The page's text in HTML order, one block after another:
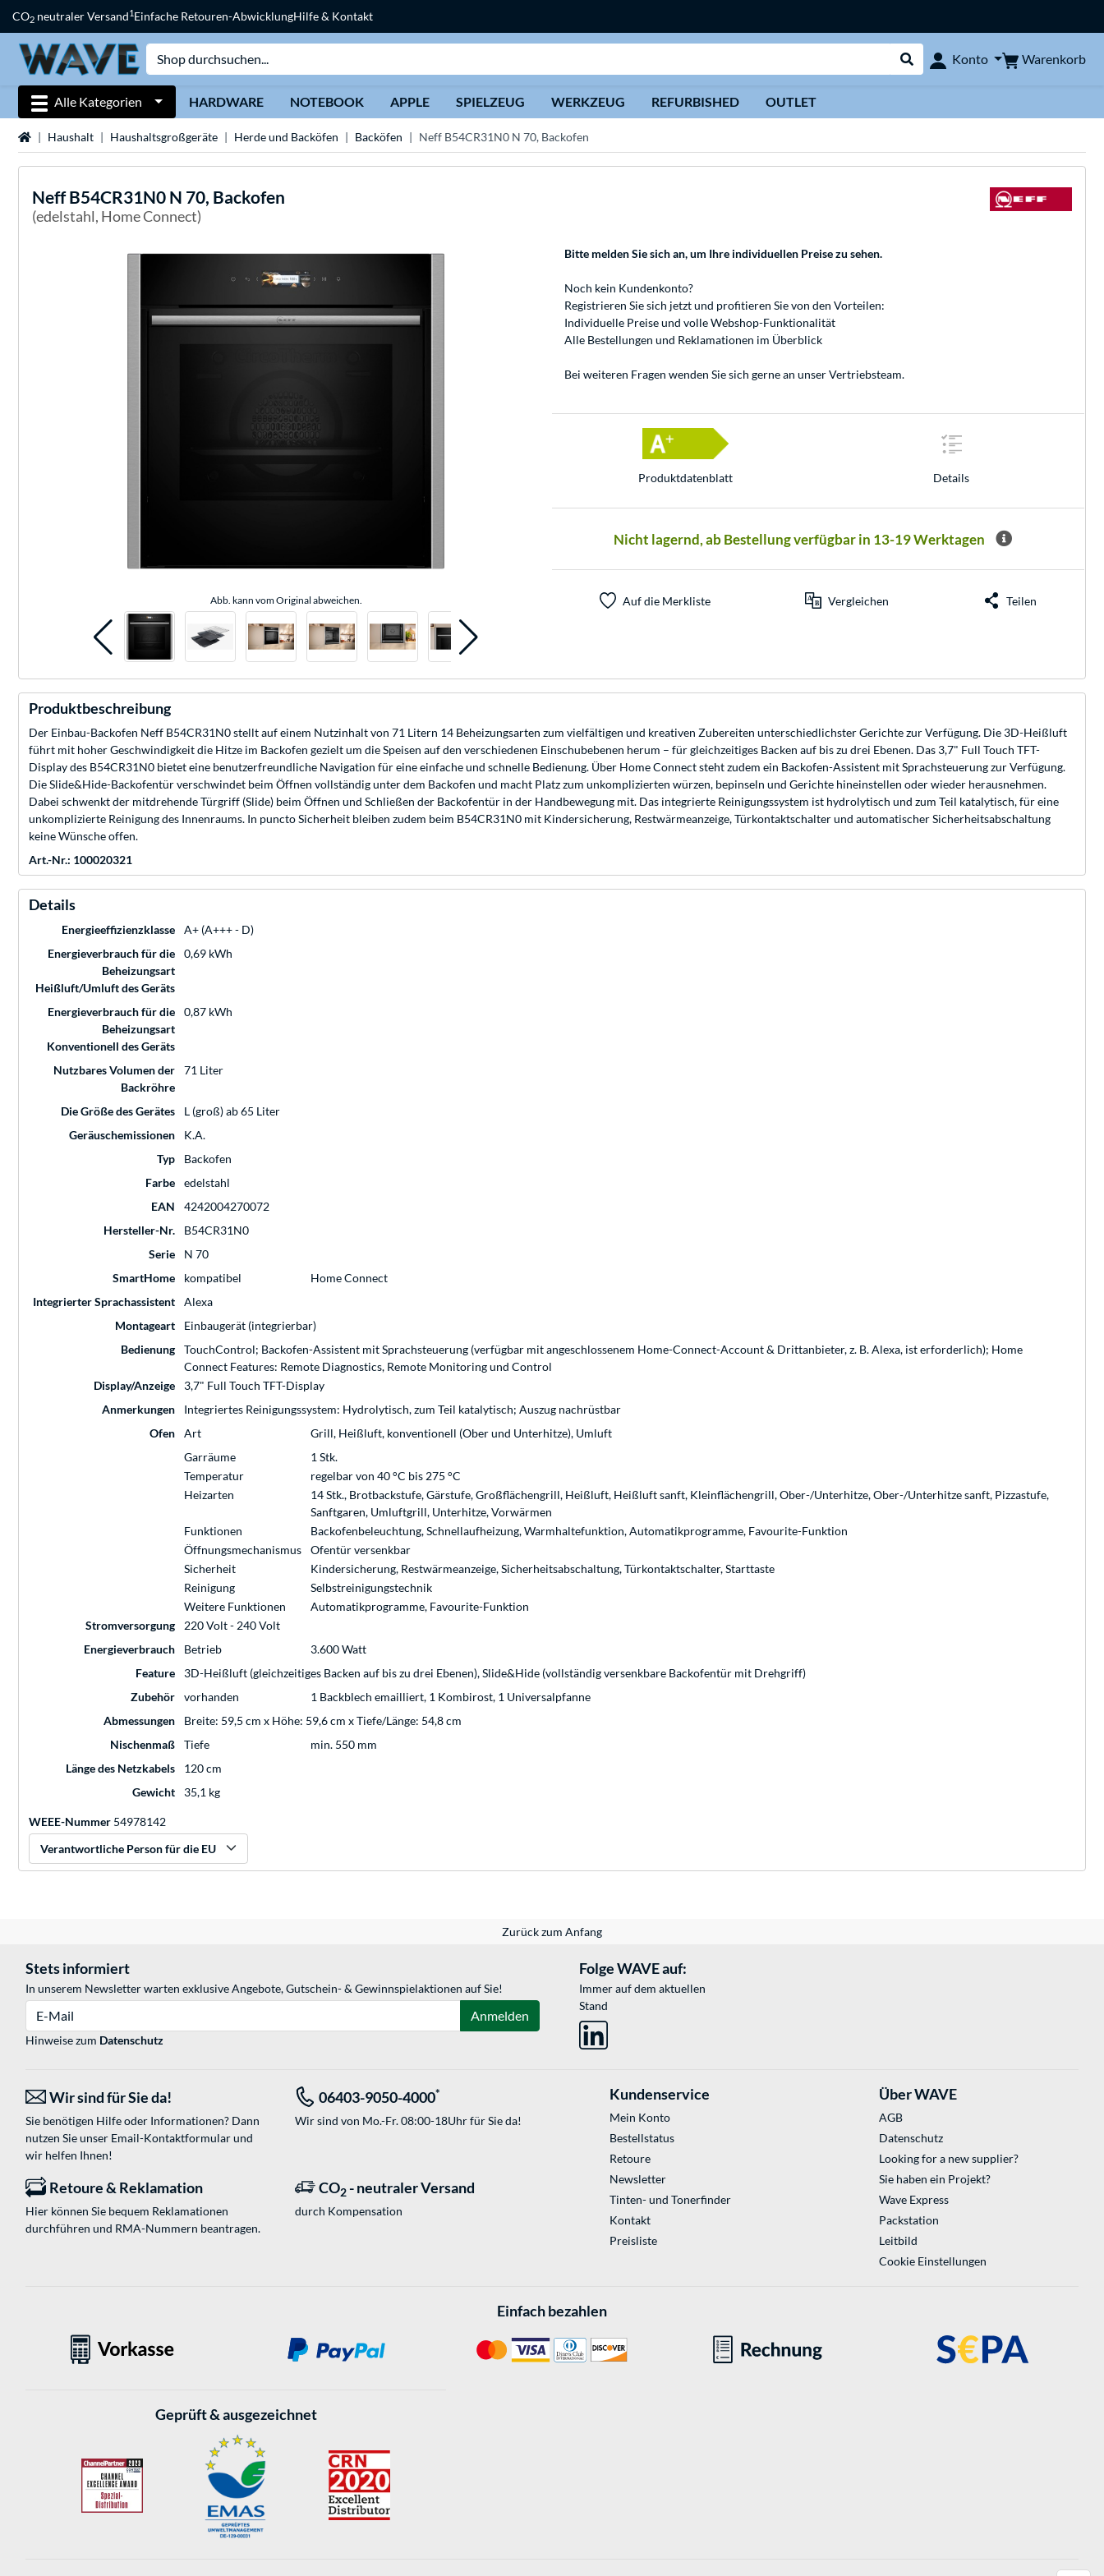
CO2 neutraler Versand1Einfache Retouren-AbwicklungHilfe & Kontakt
Suche durchführen
Konto Warenkorb
Alle Kategorien HARDWARE NOTEBOOK APPLE SPIELZEUG WERKZEUG REFURBISHED OUTLET
StartseiteHaushalt Haushaltsgroßgeräte Herde und Backöfen Backöfen Neff B54CR31N0 N 70, Backofen
Neff B54CR31N0 N 70, Backofen
(edelstahl, Home Connect)
Abb. kann vom Original abweichen.
Bitte melden Sie sich an, um Ihre individuellen Preise zu sehen.
Noch kein Kundenkonto?
Registrieren Sie sich jetzt und profitieren Sie von den Vorteilen:
Individuelle Preise und volle Webshop-Funktionalität
Alle Bestellungen und Reklamationen im Überblick
Bei weiteren Fragen wenden Sie sich gerne an unserVertriebsteam.
Produkt­datenblatt Details
Nicht lagernd, ab Bestellung verfügbar in 13-19 Werktagen
Auf die Merkliste Vergleichen Teilen
Produktbeschreibung
Der Einbau-Backofen Neff B54CR31N0 stellt auf einem Nutzinhalt von 71 Litern 14 Beheizungsarten zum vielfältigen und kreativen Zubereiten unterschiedlichster Gerichte zur Verfügung. Die 3D-Heißluft
führt mit hoher Geschwindigkeit die Hitze im Backofen gezielt um die Speisen auf den verschiedenen Einschubebenen herum – für gleichzeitiges Backen auf bis zu drei Ebenen. Das 3,7" Full Touch TFT-
Display des B54CR31N0 bietet eine benutzerfreundliche Navigation für eine einfache und schnelle Bedienung. Über Home Connect steht zudem ein Backofen-Assistent mit Sprachsteuerung zur Verfügung.
Die Slide&Hide-Backofentür verschwindet beim Öffnen vollständig unter dem Backofen und macht Platz zum unkomplizierten würzen, bepinseln und Gerichte hineinstellen oder wieder herausnehmen.
Dabei schwenkt der mitdrehende Türgriff (Slide) beim Öffnen und Schließen der Backofentür in der Handbewegung mit. Das integrierte Reinigungssystem ist hydrolytisch und zum Teil katalytisch, für eine
unkomplizierte Reinigung des Innenraums. In puncto Sicherheit bleiben zudem beim B54CR31N0 mit Kindersicherung, Restwärmeanzeige, Türkontaktschalter und automatischer Sicherheitsabschaltung
keine Wünsche offen.
Art.-Nr.: 100020321
Details
Energieeffizienzklasse
A+ (A+++ - D)
Energieverbrauch für die
Beheizungsart
Heißluft/Umluft des Geräts
0,69 kWh
Energieverbrauch für die
Beheizungsart
Konventionell des Geräts
0,87 kWh
Nutzbares Volumen der
Backröhre
71 Liter
Die Größe des Gerätes
L (groß) ab 65 Liter
Geräuschemissionen
K.A.
Typ
Backofen
Farbe
edelstahl
EAN
4242004270072
Hersteller-Nr.
B54CR31N0
Serie
N 70
SmartHome
kompatibel
Home Connect
Integrierter Sprachassistent
Alexa
Montageart
Einbaugerät (integrierbar)
Bedienung
TouchControl; Backofen-Assistent mit Sprachsteuerung (verfügbar mit angeschlossenem Home-Connect-Account & Drittanbieter, z. B. Alexa, ist erforderlich); Home
Connect Features: Remote Diagnostics, Remote Monitoring und Control
Display/Anzeige
3,7" Full Touch TFT-Display
Anmerkungen
Integriertes Reinigungssystem: Hydrolytisch, zum Teil katalytisch; Auszug nachrüstbar
Ofen
Art
Grill, Heißluft, konventionell (Ober und Unterhitze), Umluft
Garräume
1 Stk.
Temperatur
regelbar von 40 °C bis 275 °C
Heizarten
14 Stk., Brotbackstufe, Gärstufe, Großflächengrill, Heißluft, Heißluft sanft, Kleinflächengrill, Ober-/Unterhitze, Ober-/Unterhitze sanft, Pizzastufe,
Sanftgaren, Umluftgrill, Unterhitze, Vorwärmen
Funktionen
Backofenbeleuchtung, Schnellaufheizung, Warmhaltefunktion, Automatikprogramme, Favourite-Funktion
Öffnungsmechanismus
Ofentür versenkbar
Sicherheit
Kindersicherung, Restwärmeanzeige, Sicherheitsabschaltung, Türkontaktschalter, Starttaste
Reinigung
Selbstreinigungstechnik
Weitere Funktionen
Automatikprogramme, Favourite-Funktion
Stromversorgung
220 Volt - 240 Volt
Energieverbrauch
Betrieb
3.600 Watt
Feature
3D-Heißluft (gleichzeitiges Backen auf bis zu drei Ebenen), Slide&Hide (vollständig versenkbare Backofentür mit Drehgriff)
Zubehör
vorhanden
1 Backblech emailliert, 1 Kombirost, 1 Universalpfanne
Abmessungen
Breite: 59,5 cm x Höhe: 59,6 cm x Tiefe/Länge: 54,8 cm
Nischenmaß
Tiefe
min. 550 mm
Länge des Netzkabels
120 cm
Gewicht
35,1 kg
WEEE-Nummer 54978142
Verantwortliche Person für die EU
Zurück zum Anfang
Stets informiert
In unserem Newsletter warten exklusive Angebote, Gutschein- & Gewinnspielaktionen auf Sie!
Anmelden
Hinweise zum Datenschutz
Folge WAVE auf:
Immer auf dem aktuellen
Stand
Wir sind für Sie da!
Sie benötigen Hilfe oder Informationen? Dann
nutzen Sie unser Email-Kontaktformularund
wir helfen Ihnen!
06403-9050-4000*
Wir sind von Mo.-Fr. 08:00-18Uhr für Sie da!
Retoure & Reklamation
Hier können Sie bequem Reklamationen
durchführen und RMA-Nummern beantragen.
CO2 - neutraler Versand
durch Kompensation
Kundenservice
Mein Konto
Bestellstatus
Retoure
Newsletter
Tinten- und Tonerfinder
Kontakt
Preisliste
Über WAVE
AGB
Datenschutz
Looking for a new supplier?
Sie haben ein Projekt?
Wave Express
Packstation
Leitbild
Cookie Einstellungen
Einfach bezahlen
Geprüft & ausgezeichnet